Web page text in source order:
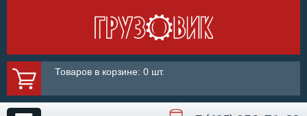
Товаров в корзине: 0 шт.